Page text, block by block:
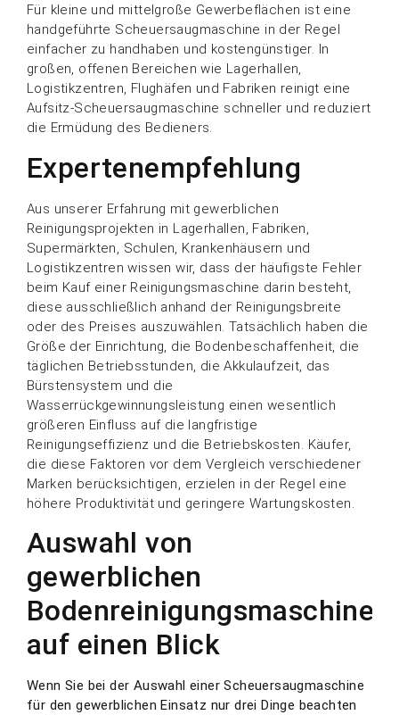
Für kleine und mittelgroße Gewerbeflächen ist eine
handgeführte Scheuersaugmaschine in der Regel
einfacher zu handhaben und kostengünstiger. In
großen, offenen Bereichen wie Lagerhallen,
Logistikzentren, Flughäfen und Fabriken reinigt eine
Aufsitz-Scheuersaugmaschine schneller und reduziert
die Ermüdung des Bedieners.
Expertenempfehlung
Aus unserer Erfahrung mit gewerblichen
Reinigungsprojekten in Lagerhallen, Fabriken,
Supermärkten, Schulen, Krankenhäusern und
Logistikzentren wissen wir, dass der häufigste Fehler
beim Kauf einer Reinigungsmaschine darin besteht,
diese ausschließlich anhand der Reinigungsbreite
oder des Preises auszuwählen. Tatsächlich haben die
Größe der Einrichtung, die Bodenbeschaffenheit, die
täglichen Betriebsstunden, die Akkulaufzeit, das
Bürstensystem und die
Wasserrückgewinnungsleistung einen wesentlich
größeren Einfluss auf die langfristige
Reinigungseffizienz und die Betriebskosten. Käufer,
die diese Faktoren vor dem Vergleich verschiedener
Marken berücksichtigen, erzielen in der Regel eine
höhere Produktivität und geringere Wartungskosten.
Auswahl von
gewerblichen
Bodenreinigungsmaschinen
auf einen Blick
Wenn Sie bei der Auswahl einer Scheuersaugmaschine
für den gewerblichen Einsatz nur drei Dinge beachten